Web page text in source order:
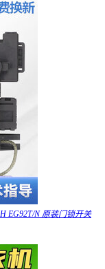
EG92T/N 原装门锁开关